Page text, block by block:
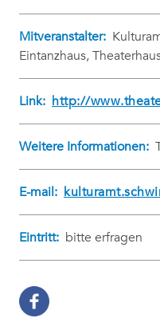
Mitveranstalter:
Eintanzhaus,
Link: http://
Weitere Informationen:
E-mail:
Eintritt: bitte erfragen